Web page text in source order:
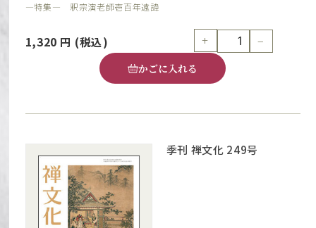
―特集― 釈宗演老師壱百年遠諱
1,320 円 (税込) + −
かごに入れる
季刊 禅文化 249号